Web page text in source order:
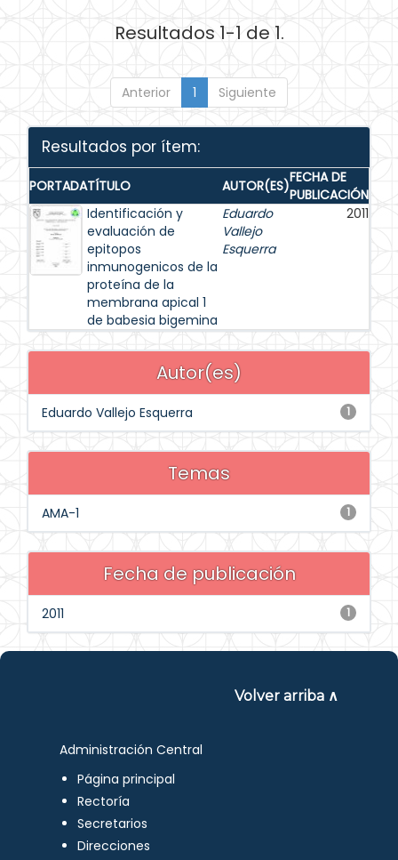
Resultados 1-1 de 1.
Anterior 1 Siguiente
Resultados por ítem:
PORTADATÍTULO AUTOR(ES)FECHA DE
PUBLICACIÓN
Identificación y
evaluación de
epitopos
inmunogenicos de la
proteína de la
membrana apical 1
de babesia bigemina
Eduardo
Vallejo
Esquerra
2011
Autor(es)
1
Eduardo Vallejo Esquerra
Temas
1
AMA-1
Fecha de publicación
1
2011
Volver arriba ∧
Administración Central
Página principal
Rectoría
Secretarios
Direcciones